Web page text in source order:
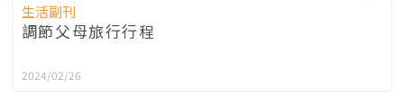
生活副刊
調節父母旅行行程
2024/02/26